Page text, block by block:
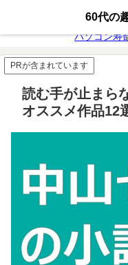
無料動画配信
パソコン寿
PRが含まれています
読む手が止まら
オススメ作品12
60代の